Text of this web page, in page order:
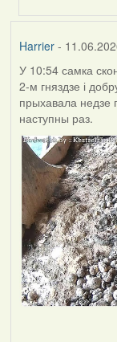
Harrier-
У 10:54 самка
2-м гняздзе і
прыхавала недзе
наступны раз.